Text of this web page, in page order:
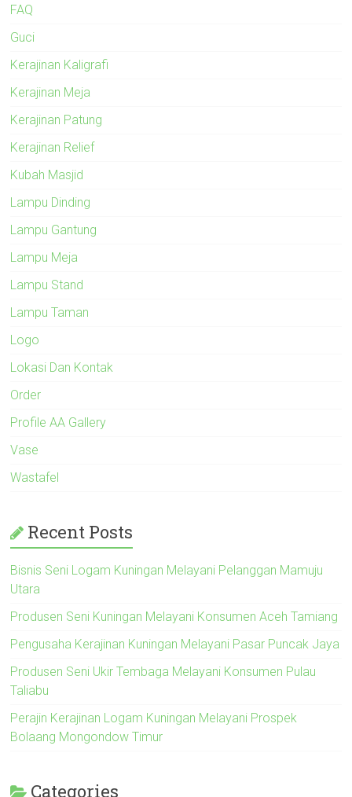
FAQ
Guci
Kerajinan Kaligrafi
Kerajinan Meja
Kerajinan Patung
Kerajinan Relief
Kubah Masjid
Lampu Dinding
Lampu Gantung
Lampu Meja
Lampu Stand
Lampu Taman
Logo
Lokasi Dan Kontak
Order
Profile AA Gallery
Vase
Wastafel
Recent Posts
Bisnis Seni Logam Kuningan Melayani Pelanggan Mamuju
Utara
Produsen Seni Kuningan Melayani Konsumen Aceh Tamiang
Pengusaha Kerajinan Kuningan Melayani Pasar Puncak Jaya
Produsen Seni Ukir Tembaga Melayani Konsumen Pulau
Taliabu
Perajin Kerajinan Logam Kuningan Melayani Prospek
Bolaang Mongondow Timur
Categories